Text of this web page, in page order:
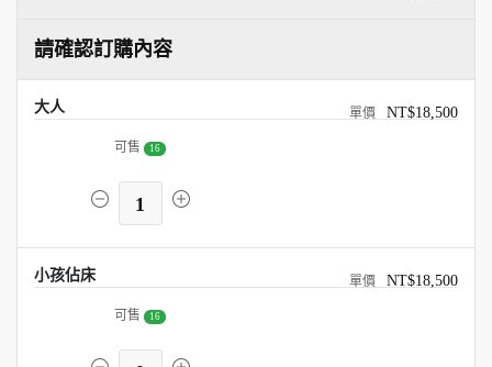
請確認訂購內容
大人 NT$18,500
可售 16
1
小孩佔床 NT$18,500
可售 16